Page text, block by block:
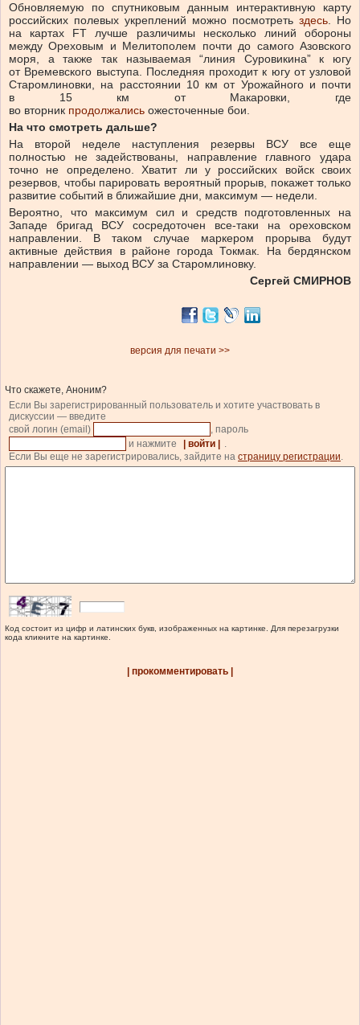
Обновляемую по спутниковым данным интерактивную карту
российских полевых укреплений можно посмотреть здесь. Но
на картах FT лучше различимы несколько линий обороны
между Ореховым и Мелитополем почти до самого Азовского
моря, а также так называемая “линия Суровикина” к югу
от Времевского выступа. Последняя проходит к югу от узловой
Старомлиновки, на расстоянии 10 км от Урожайного и почти
в 15 км от Макаровки, где
во вторник продолжались ожесточенные бои.
На что смотреть дальше?
На второй неделе наступления резервы ВСУ все еще
полностью не задействованы, направление главного удара
точно не определено. Хватит ли у российских войск своих
резервов, чтобы парировать вероятный прорыв, покажет только
развитие событий в ближайшие дни, максимум — недели.
Вероятно, что максимум сил и средств подготовленных на
Западе бригад ВСУ сосредоточен все-таки на ореховском
направлении. В таком случае маркером прорыва будут
активные действия в районе города Токмак. На бердянском
направлении — выход ВСУ за Старомлиновку.
Сергей СМИРНОВ
версия для печати >>
Что скажете, Аноним?
Если Вы зарегистрированный пользователь и хотите участвовать в
дискуссии — введите
свой логин (email)
, пароль
и нажмите
| войти |
.
Если Вы еще не зарегистрировались, зайдите на страницу регистрации.
Код состоит из цифр и латинских букв, изображенных на картинке. Для перезагрузки
кода кликните на картинке.
| прокомментировать |